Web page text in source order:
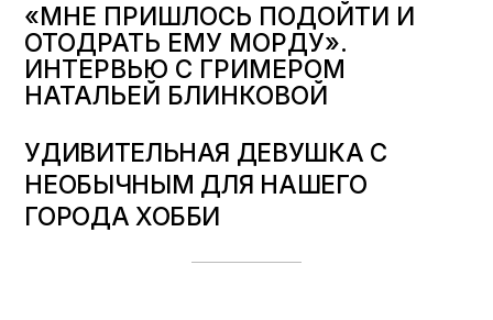
«МНЕ ПРИШЛОСЬ ПОДОЙТИ И
ОТОДРАТЬ ЕМУ МОРДУ».
ИНТЕРВЬЮ С ГРИМЕРОМ
НАТАЛЬЕЙ БЛИНКОВОЙ
УДИВИТЕЛЬНАЯ ДЕВУШКА С
НЕОБЫЧНЫМ ДЛЯ НАШЕГО
ГОРОДА ХОББИ